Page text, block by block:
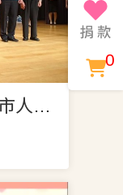
本協會獲頒「新北市人民團體領航銀獎」
0